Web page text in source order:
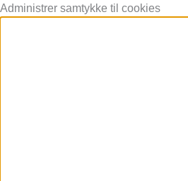
Administrer samtykke til cookies